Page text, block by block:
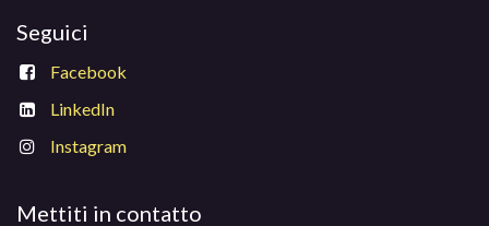
Seguici
Facebook
LinkedIn
Instagram
Mettiti in contatto